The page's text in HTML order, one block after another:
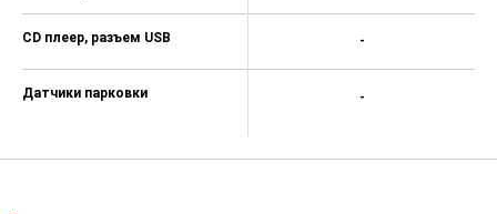
CD плеер, разъем USB
Датчики парковки
-
-